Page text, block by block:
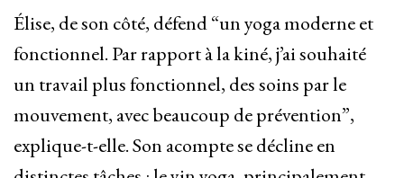
Élise, de son côté, défend “un yoga moderne et
fonctionnel. Par rapport à la kiné, j’ai souhaité
un travail plus fonctionnel, des soins par le
mouvement, avec beaucoup de prévention”,
explique-t-elle. Son acompte se décline en